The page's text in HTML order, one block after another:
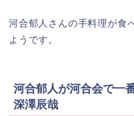
河合郁人さんの手料理が食
ようです。
河合郁人が河合会で一
深澤辰哉